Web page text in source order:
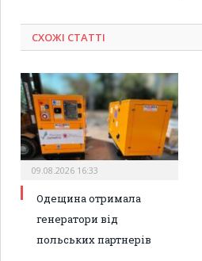
СХОЖІ СТАТТІ
09.08.2026 16:33
Одещина отримала
генератори від
польських партнерів